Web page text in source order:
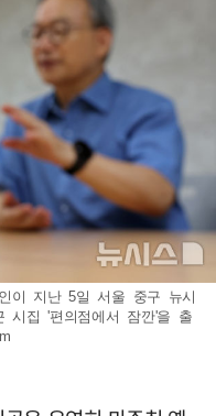
이 지난 5일 서울 중구 뉴시
시집 '편의점에서 잠깐'을 출